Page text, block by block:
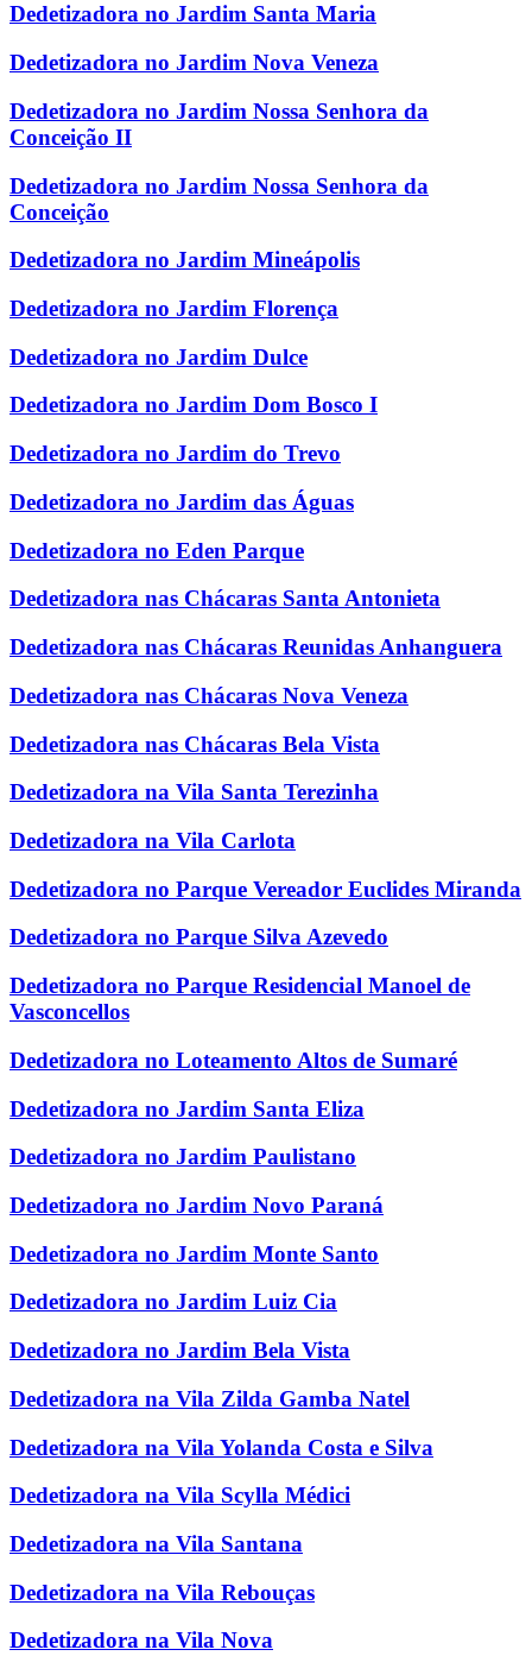
Dedetizadora no Jardim Santa Maria
Dedetizadora no Jardim Nova Veneza
Dedetizadora no Jardim Nossa Senhora da
Conceição II
Dedetizadora no Jardim Nossa Senhora da
Conceição
Dedetizadora no Jardim Mineápolis
Dedetizadora no Jardim Florença
Dedetizadora no Jardim Dulce
Dedetizadora no Jardim Dom Bosco I
Dedetizadora no Jardim do Trevo
Dedetizadora no Jardim das Águas
Dedetizadora no Eden Parque
Dedetizadora nas Chácaras Santa Antonieta
Dedetizadora nas Chácaras Reunidas Anhanguera
Dedetizadora nas Chácaras Nova Veneza
Dedetizadora nas Chácaras Bela Vista
Dedetizadora na Vila Santa Terezinha
Dedetizadora na Vila Carlota
Dedetizadora no Parque Vereador Euclides Miranda
Dedetizadora no Parque Silva Azevedo
Dedetizadora no Parque Residencial Manoel de
Vasconcellos
Dedetizadora no Loteamento Altos de Sumaré
Dedetizadora no Jardim Santa Eliza
Dedetizadora no Jardim Paulistano
Dedetizadora no Jardim Novo Paraná
Dedetizadora no Jardim Monte Santo
Dedetizadora no Jardim Luiz Cia
Dedetizadora no Jardim Bela Vista
Dedetizadora na Vila Zilda Gamba Natel
Dedetizadora na Vila Yolanda Costa e Silva
Dedetizadora na Vila Scylla Médici
Dedetizadora na Vila Santana
Dedetizadora na Vila Rebouças
Dedetizadora na Vila Nova